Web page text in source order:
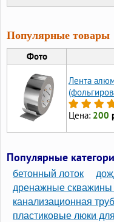
Популярные товары
Фото
Лента
Цена: 200
Популярные
бетонный лоток
дренажные скважины
канализационная
пластиковые люки